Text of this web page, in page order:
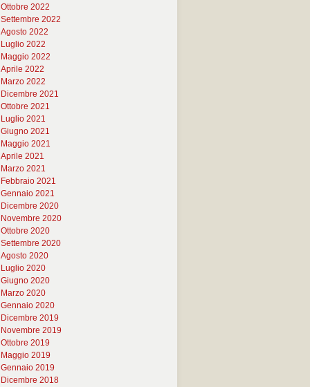
Ottobre 2022
Settembre 2022
Agosto 2022
Luglio 2022
Maggio 2022
Aprile 2022
Marzo 2022
Dicembre 2021
Ottobre 2021
Luglio 2021
Giugno 2021
Maggio 2021
Aprile 2021
Marzo 2021
Febbraio 2021
Gennaio 2021
Dicembre 2020
Novembre 2020
Ottobre 2020
Settembre 2020
Agosto 2020
Luglio 2020
Giugno 2020
Marzo 2020
Gennaio 2020
Dicembre 2019
Novembre 2019
Ottobre 2019
Maggio 2019
Gennaio 2019
Dicembre 2018